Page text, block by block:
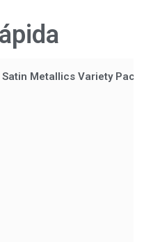
Metallics Variety